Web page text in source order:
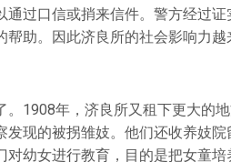
通过口信或捎来信件。警方经过
帮助。因此济良所的社会影响力
。1908年，济良所又租下更大的
发现的被拐雏妓。他们还收养妓
对幼女进行教育，目的是把女童